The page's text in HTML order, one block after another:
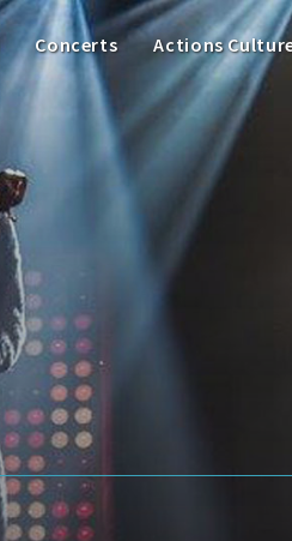
Concerts Actions